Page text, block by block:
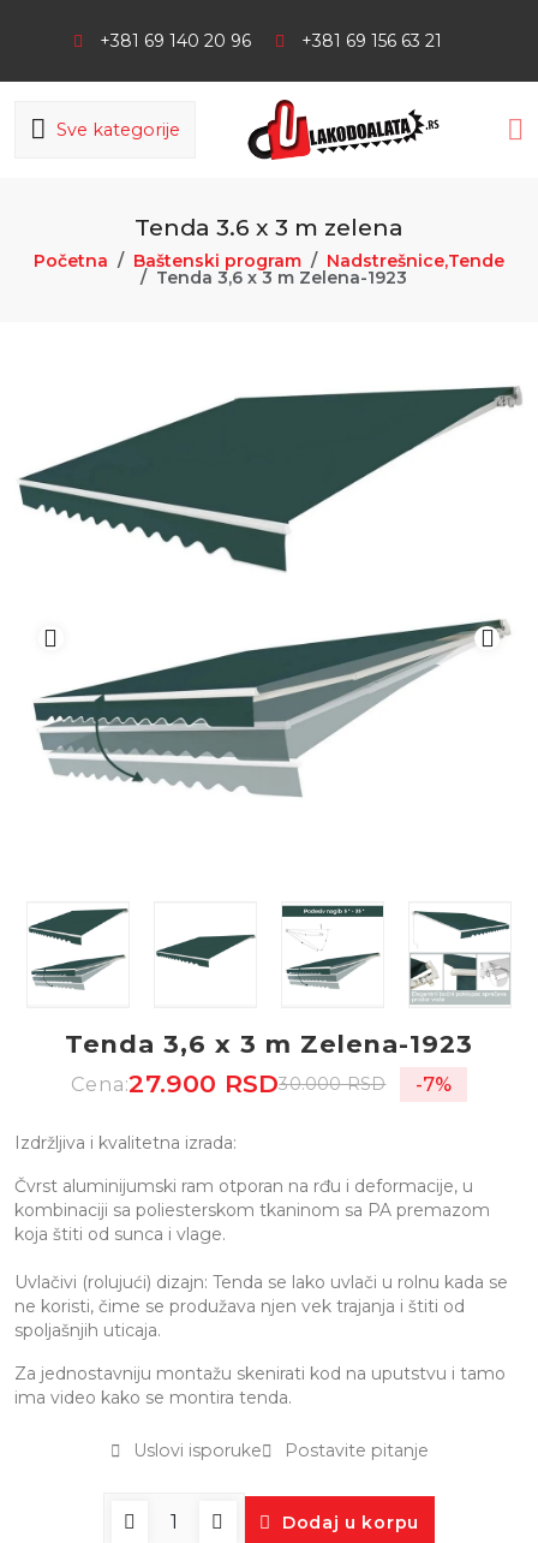
+381 69 140 20 96 +381 69 156 63 21
Sve kategorije
Tenda 3.6 x 3 m zelena
Početna Baštenski program Nadstrešnice,Tende
Tenda 3,6 x 3 m Zelena-1923
Tenda 3,6 x 3 m Zelena-1923
Cena:27.900 RSD30.000 RSD -7%
Izdržljiva i kvalitetna izrada:
Čvrst aluminijumski ram otporan na rđu i deformacije, u
kombinaciji sa poliesterskom tkaninom sa PA premazom
koja štiti od sunca i vlage.
Uvlačivi (rolujući) dizajn: Tenda se lako uvlači u rolnu kada se
ne koristi, čime se produžava njen vek trajanja i štiti od
spoljašnjih uticaja.
Za jednostavniju montažu skenirati kod na uputstvu i tamo
ima video kako se montira tenda.
Uslovi isporuke Postavite pitanje
Dodaj u korpu